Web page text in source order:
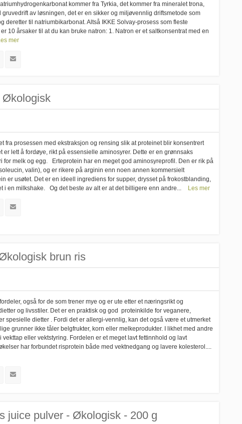
kommer fra Tyrkia, det kommer fra mineralet trona,
gruvedrift av løsningen, det er en sikker og miljøvennlig driftsmetode som
deretter til natriumbikarbonat. Altså IKKE Solvay-prosess som fleste
10 årsaker til at du kan bruke natron: 1. Natron er et saltkonsentrat med en
mer
Økologisk
fra prosessen med ekstraksjon og rensing slik at proteinet blir konsentrert
er lett å fordøye, rikt på essensielle aminosyrer. Dette er en grønnsaks
for melk og egg. Erteprotein har en meget god aminosyreprofil. Den er rik på
valin), og er rikere på arginin enn noen annen kommersielt
er usøtet. Det er en ideell ingrediens for supper, drysset på frokostblanding,
i en milkshake. Og det beste av alt er at det billigere enn andre...
Les mer
brun ris
også for de som trener mye og er ute etter et næringsrikt og
og livsstiler. Det er en praktisk og god proteinkilde for veganere,
spesielle dietter . Fordi det er allergi-vennlig, kan det også være et utmerket
grunner ikke tåler belgfrukter, korn eller melkeprodukter. I likhet med andre
eller vektstyring. Fordelen er et meget lavt fettinnhold og lavt
har forbundet risprotein både med vektnedgang og lavere kolesterol....
juice pulver - Økologisk - 200 g